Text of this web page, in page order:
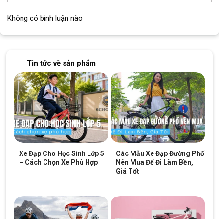
Khung xe thép chịu lực cao cứng chắc có thể chịu được trọng
tải của 2 người trưởng thành nhưng vẫn giữ nguyên tốc độ di
Trang bị hệ thống phuộc nhún trước sau
Không có bình luận nào
Tin tức về sản phẩm
Xe Đạp Cho Học Sinh Lớp 5
– Cách Chọn Xe Phù Hợp
Các Mẫu Xe Đạp Đường Phố
Nên Mua Để Đi Làm Bền,
Giá Tốt